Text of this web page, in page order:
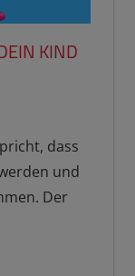
KIND
dass
und
Der